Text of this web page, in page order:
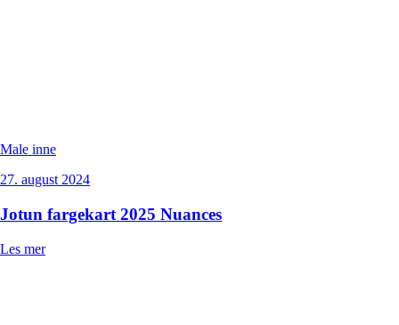
Male inne
27. august 2024
Jotun fargekart 2025 Nuances
Les mer